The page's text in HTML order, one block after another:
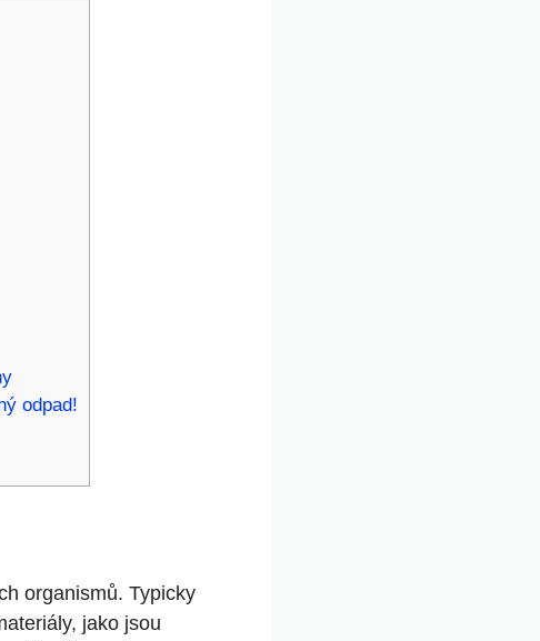
odpad!
organismů. Typicky
jako jsou